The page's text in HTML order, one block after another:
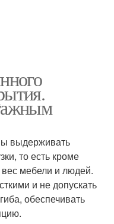
выдерживать
то есть кроме
мебели и людей.
и не допускать
обеспечивать